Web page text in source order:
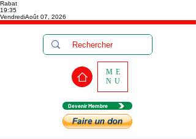
Rabat
19:35
VendrediAoût 07, 2026
Devenir Membre
ME
NU